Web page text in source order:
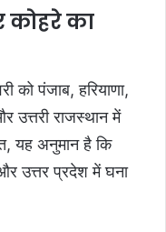
कोहरे का
पंजाब, हरियाणा,
उत्तरी राजस्थान में
यह अनुमान है कि
उत्तर प्रदेश में घना